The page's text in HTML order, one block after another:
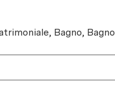
Bagno, Bagno